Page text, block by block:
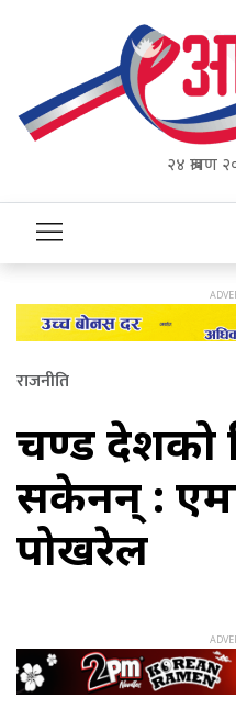
२४ श्रावण
राजनीति
प्रचण्ड
सकेनन् :
पोखरेल